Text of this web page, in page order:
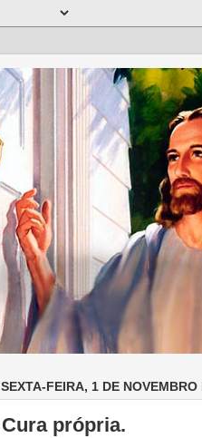
SEXTA-FEIRA, 1 DE NOVEMBRO
Cura própria.